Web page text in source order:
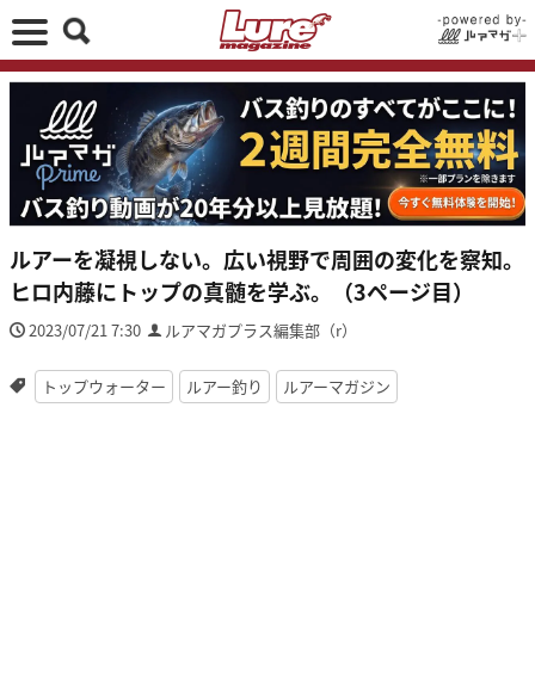
ルアーを凝視しない。広い視野で周囲の変化を察知。
ヒロ内藤にトップの真髄を学ぶ。（3ページ目）
2023/07/21 7:30 ルアマガプラス編集部（r）
トップウォーター ルアー釣り ルアーマガジン